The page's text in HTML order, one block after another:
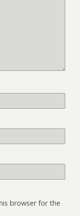
browser for the